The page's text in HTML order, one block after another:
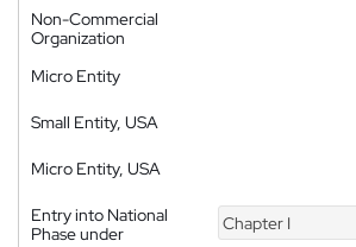
Non-Commercial
Organization
Micro Entity
Small Entity, USA
Micro Entity, USA
Entry into National
Phase under
Chapter I